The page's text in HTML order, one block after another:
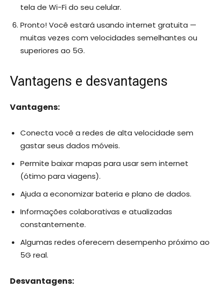
tela de Wi-Fi do seu celular.
Pronto! Você estará usando internet gratuita —
muitas vezes com velocidades semelhantes ou
superiores ao 5G.
Vantagens e desvantagens
Vantagens:
Conecta você a redes de alta velocidade sem
gastar seus dados móveis.
Permite baixar mapas para usar sem internet
(ótimo para viagens).
Ajuda a economizar bateria e plano de dados.
Informações colaborativas e atualizadas
constantemente.
Algumas redes oferecem desempenho próximo ao
5G real.
Desvantagens: